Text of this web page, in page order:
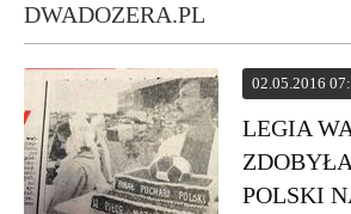
DWADOZERA.PL
02.05.2016
LEGIA
POLSKI